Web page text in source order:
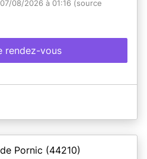
08/2026 à 01:16 (source
rendez-vous
Pornic (44210)